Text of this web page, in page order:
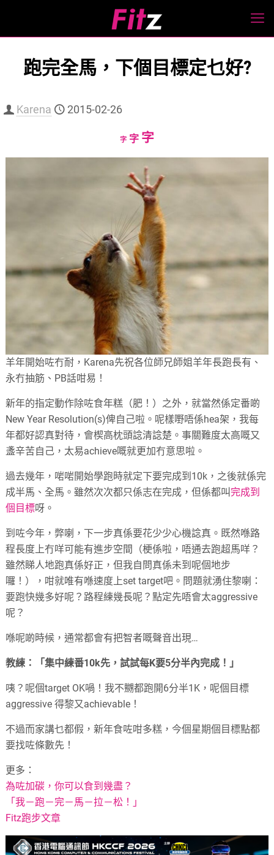
跑完全馬，下個目標定乜好?
Karena 2015-02-26
字Decrease
字Reset
size.
字Increase
羊年開始咗冇耐，Karena先祝各位師兄師姐羊年長跑長有、
永冇抽筋、PB話咁易！
新年的指定動作除咗食年糕（肥！）之外，就當然係定番啲
New Year Resolution(s)俾自己啦。呢樣嘢唔係hea架，我每
年都好認真對待，會楔高枕頭諗清諗楚。事關難度太高嘅又
盞辛苦自己，太易achieve嘅就更加冇意思啦。
過去幾年，啱啱開始學跑時就定下要完成到10k， 之後就係完
成半馬、全馬。雖然次次都只係志在完成，但係都叫完成到
個目標呀。
到咗今年，弊喇，下一步真係要花少少心機諗真。 既然喺路
程長度上冇咩可能有進步空間（梗係啦，唔通去跑超馬咩？
雖然睇人地跑真係好正，但我自問真係未到呢個地步
囉！）， 咁就唯有喺速度上set target吧。問題就湧住黎喇：
要跑快幾多好呢？路程練幾長呢？點定先唔會太aggressive
呢？
喺呢啲時候，通常都會有把智者嘅聲音出現…
教練：「集中練番10k先，試試每K要5分半內完成！」
咦？呢個target OK喎！我不嬲都跑開6分半1K，呢個目標
aggressive 得黎又achievable！
不過而家講乜都假，新年食咗咁多糕，今個星期個目標點都
要找咗條數先！
更多：
為咗加碳，你可以食到幾盡？
「我－跑－完－馬－拉－松！」
Fitz跑步文章